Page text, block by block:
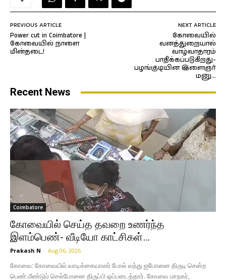
PREVIOUS ARTICLE
Power cut in Coimbatore |
கோவையில் நாளை
மின்தடை!
NEXT ARTICLE
கோவையில்
வனத்துறையால்
வாழ்வாதாரம்
பாதிக்கப்படுகிறது-
பழங்குடியின இளைஞர்
மனு…
Recent News
Coimbatore
கோவையில் செய்த தவறை உணர்ந்த
இளம்பெண்- வீடியோ காட்சிகள்…
Prakash N - Aug 06, 2026
கோவை: கோவையில் வாடிக்கையாளர் போல் வந்து ஐபோனை திருடி சென்ற
பெண் மீண்டும் செல்போனை திருப்பி ஒப்படைத்தார். கோவை மாநகர்,